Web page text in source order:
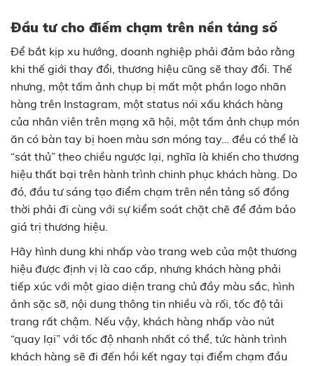
Đầu tư cho điểm chạm trên nền tảng số
Để bắt kịp xu hướng, doanh nghiệp phải đảm bảo rằng
khi thế giới thay đổi, thương hiệu cũng sẽ thay đổi. Thế
nhưng, một tấm ảnh chụp bị mất một phần logo nhãn
hàng trên Instagram, một status nói xấu khách hàng
của nhân viên trên mạng xã hội, một tấm ảnh chụp món
ăn có bàn tay bị hoen màu sơn móng tay… đều có thể là
“sát thủ” theo chiều ngược lại, nghĩa là khiến cho thương
hiệu thất bại trên hành trình chinh phục khách hàng. Do
đó, đầu tư sáng tạo điểm chạm trên nền tảng số đồng
thời phải đi cùng với sự kiểm soát chặt chẽ để đảm bảo
giá trị thương hiệu.
Hãy hình dung khi nhấp vào trang web của một thương
hiệu được định vị là cao cấp, nhưng khách hàng phải
tiếp xúc với một giao diện trang chủ đầy màu sắc, hình
ảnh sặc sỡ, nội dung thông tin nhiều và rối, tốc độ tải
trang rất chậm. Nếu vậy, khách hàng nhấp vào nút
“quay lại” với tốc độ nhanh nhất có thể, tức hành trình
khách hàng sẽ đi đến hồi kết ngay tại điểm chạm đầu